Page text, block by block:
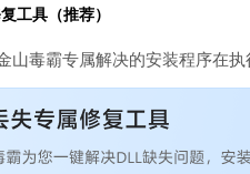
工具（推荐）
山毒霸专属解决的安装程序在